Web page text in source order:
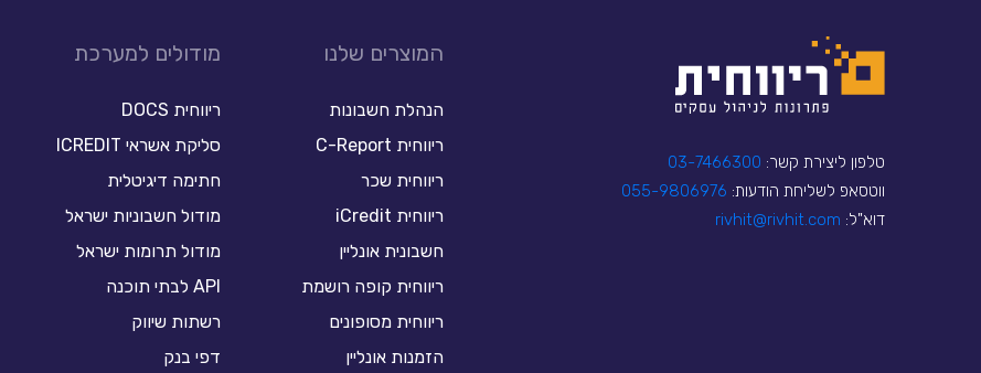
טלפון ליצירת קשר: 03-7466300
ווטסאפ לשליחת הודעות: 055-9806976
דוא"ל: rivhit@rivhit.com
המוצרים שלנו
הנהלת חשבונות
ריווחית C-Report
ריווחית שכר
ריווחית iCredit
חשבונית אונליין
ריווחית קופה רושמת
ריווחית מסופונים
הזמנות אונליין
מודולים למערכת
ריווחית DOCS
סליקת אשראי ICREDIT
חתימה דיגיטלית
מודול חשבוניות ישראל
מודול תרומות ישראל
API לבתי תוכנה
רשתות שיווק
דפי בנק